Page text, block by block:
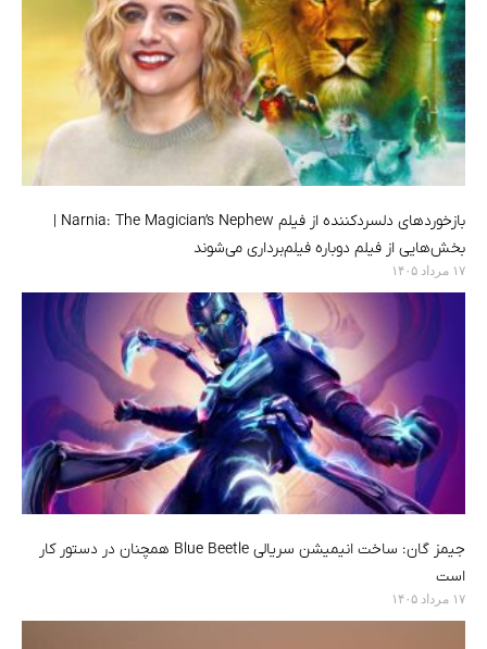
بازخوردهای دلسردکننده از فیلم Narnia: The Magician’s Nephew |
بخش‌هایی از فیلم دوباره فیلم‌برداری می‌شوند
۱۷ مرداد ۱۴۰۵
جیمز گان: ساخت انیمیشن سریالی Blue Beetle همچنان در دستور کار
است
۱۷ مرداد ۱۴۰۵